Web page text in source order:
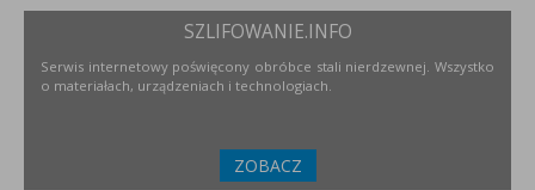
SZLIFOWANIE.INFO
Serwis internetowy poświęcony obróbce stali nierdzewnej. Wszystko
o materiałach, urządzeniach i technologiach.
ZOBACZ